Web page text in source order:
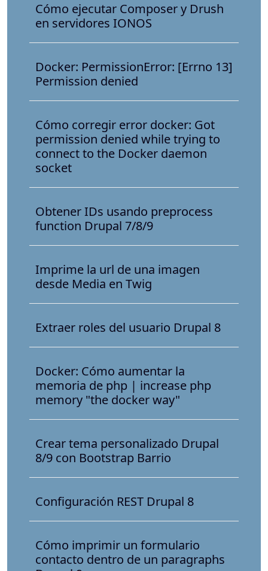
Cómo ejecutar Composer y Drush
en servidores IONOS
Docker: PermissionError: [Errno 13]
Permission denied
Cómo corregir error docker: Got
permission denied while trying to
connect to the Docker daemon
socket
Obtener IDs usando preprocess
function Drupal 7/8/9
Imprime la url de una imagen
desde Media en Twig
Extraer roles del usuario Drupal 8
Docker: Cómo aumentar la
memoria de php | increase php
memory "the docker way"
Crear tema personalizado Drupal
8/9 con Bootstrap Barrio
Configuración REST Drupal 8
Cómo imprimir un formulario
contacto dentro de un paragraphs